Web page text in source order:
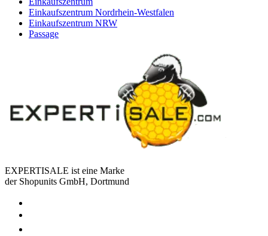
Einkaufszentrum Nordrhein-Westfalen
Einkaufszentrum NRW
Passage
EXPERTISALE ist eine Marke
der Shopunits GmbH, Dortmund